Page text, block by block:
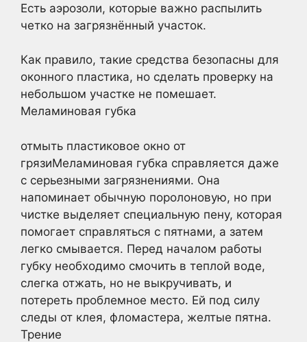
Есть аэрозоли, которые важно распылить
четко на загрязнённый участок.
Как правило, такие средства безопасны для
оконного пластика, но сделать проверку на
небольшом участке не помешает.
Меламиновая губка
отмыть пластиковое окно от
грязиМеламиновая губка справляется даже
с серьезными загрязнениями. Она
напоминает обычную поролоновую, но при
чистке выделяет специальную пену, которая
помогает справляться с пятнами, а затем
легко смывается. Перед началом работы
губку необходимо смочить в теплой воде,
слегка отжать, но не выкручивать, и
потереть проблемное место. Ей под силу
следы от клея, фломастера, желтые пятна.
Трение